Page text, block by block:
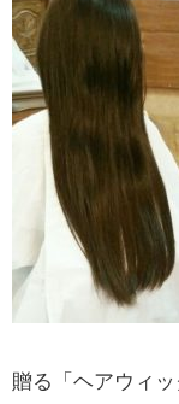
贈る「ヘアウィッ